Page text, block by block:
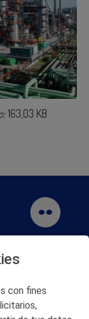
163,03 KB
con fines